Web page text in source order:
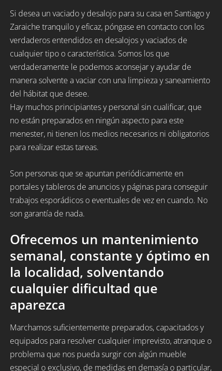
Si desea un vaciado y desalojo para su casa en Santiago y
Zaraiche tranquilo y eficaz, póngase en contacto con los
verdaderos entendidos en desalojos y vaciados de
cualquier tipo o característica. Somos los que
verdaderamente le podemos aconsejar y ayudar de
manera solvente a vaciar con una limpieza y saneamiento
del hábitat que desee.
Hay muchos principiantes y personal sin cualificar, que
no están preparados en ningún aspecto para este
menester, ni tienen los medios necesarios ni obligatorios
para realizar estas tareas.
Son personas que se apuntan periódicamente en
portales y tableros de anuncios y páginas para conseguir
trabajos esporádicos o eventuales de vez en cuando. No
son garantía de nada.
Ofrecemos un mantenimiento
semanal, constante y óptimo en
la localidad, solventando
cualquier dificultad que
aparezca
Marchamos suficientemente preparados, capacitados y
equipados para resolver cualquier imprevisto, atranque o
problema que nos pueda surgir con algún mueble
especial o exclusivo, de medidas en demasía o particular,